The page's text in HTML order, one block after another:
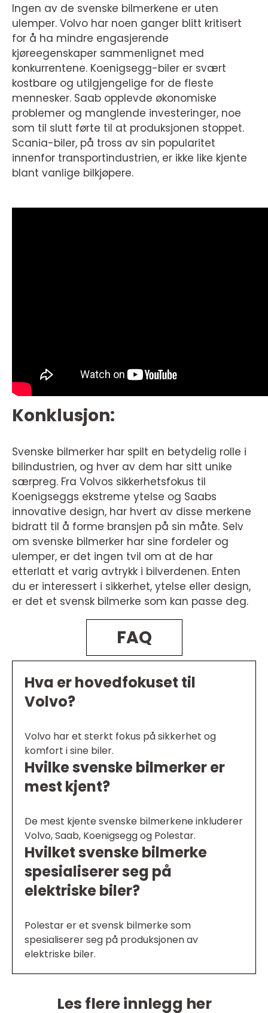
Ingen av de svenske bilmerkene er uten
ulemper. Volvo har noen ganger blitt kritisert
for å ha mindre engasjerende
kjøreegenskaper sammenlignet med
konkurrentene. Koenigsegg-biler er svært
kostbare og utilgjengelige for de fleste
mennesker. Saab opplevde økonomiske
problemer og manglende investeringer, noe
som til slutt førte til at produksjonen stoppet.
Scania-biler, på tross av sin popularitet
innenfor transportindustrien, er ikke like kjente
blant vanlige bilkjøpere.
Konklusjon:
Svenske bilmerker har spilt en betydelig rolle i
bilindustrien, og hver av dem har sitt unike
særpreg. Fra Volvos sikkerhetsfokus til
Koenigseggs ekstreme ytelse og Saabs
innovative design, har hvert av disse merkene
bidratt til å forme bransjen på sin måte. Selv
om svenske bilmerker har sine fordeler og
ulemper, er det ingen tvil om at de har
etterlatt et varig avtrykk i bilverdenen. Enten
du er interessert i sikkerhet, ytelse eller design,
er det et svensk bilmerke som kan passe deg.
FAQ
Hva er hovedfokuset til
Volvo?
Volvo har et sterkt fokus på sikkerhet og
komfort i sine biler.
Hvilke svenske bilmerker er
mest kjent?
De mest kjente svenske bilmerkene inkluderer
Volvo, Saab, Koenigsegg og Polestar.
Hvilket svenske bilmerke
spesialiserer seg på
elektriske biler?
Polestar er et svensk bilmerke som
spesialiserer seg på produksjonen av
elektriske biler.
Les flere innlegg her